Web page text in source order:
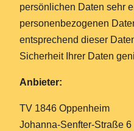
persönlichen Daten sehr
personenbezogenen
entsprechend dieser
Sicherheit Ihrer Daten
Anbieter:
TV 1846 Oppenheim
Johanna-Senfter-Straße 6